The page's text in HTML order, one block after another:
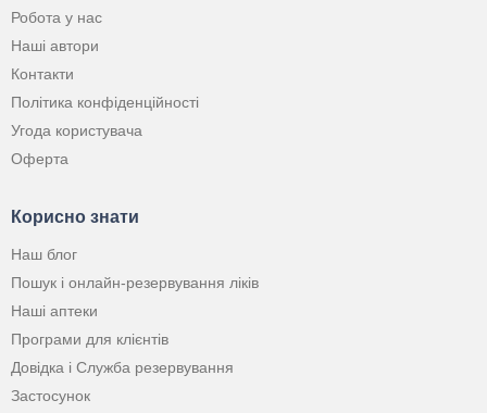
Робота у нас
Наші автори
Контакти
Політика конфіденційності
Угода користувача
Оферта
Корисно знати
Наш блог
Пошук і онлайн-резервування ліків
Наші аптеки
Програми для клієнтів
Довідка і Служба резервування
Застосунок